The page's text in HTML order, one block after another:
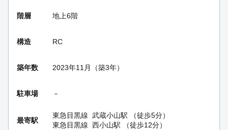
階層 地上6階
構造 RC
築年数 2023年11月（築3年）
駐車場 －
最寄駅
東急目黒線 武蔵小山駅 （徒歩5分）
東急目黒線 西小山駅 （徒歩12分）